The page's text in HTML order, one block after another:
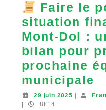
Faire le
situation
Mont-Dol :
bilan pour
prochaine
municipale
29 juin 2025 29
8h14